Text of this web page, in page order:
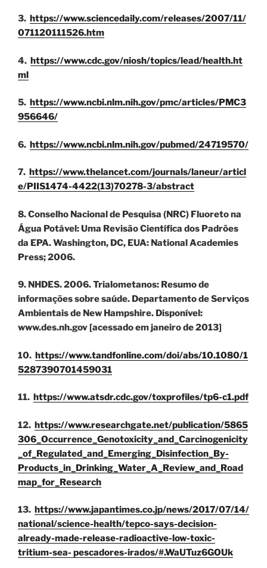
3. https://www.sciencedaily.com/releases/2007/11/
071120111526.htm
4. https://www.cdc.gov/niosh/topics/lead/health.ht
ml
5. https://www.ncbi.nlm.nih.gov/pmc/articles/PMC3
956646/
6. https://www.ncbi.nlm.nih.gov/pubmed/24719570/
7. https://www.thelancet.com/journals/laneur/articl
e/PIIS1474-4422(13)70278-3/abstract
8. Conselho Nacional de Pesquisa (NRC) Fluoreto na
Água Potável: Uma Revisão Científica dos Padrões
da EPA. Washington, DC, EUA: National Academies
Press; 2006.
9. NHDES. 2006. Trialometanos: Resumo de
informações sobre saúde. Departamento de Serviços
Ambientais de New Hampshire. Disponível:
www.des.nh.gov [acessado em janeiro de 2013]
10. https://www.tandfonline.com/doi/abs/10.1080/1
5287390701459031
11. https://www.atsdr.cdc.gov/toxprofiles/tp6-c1.pdf
12. https://www.researchgate.net/publication/5865
306_Occurrence_Genotoxicity_and_Carcinogenicity
_of_Regulated_and_Emerging_Disinfection_By-
Products_in_Drinking_Water_A_Review_and_Road
map_for_Research
13. https://www.japantimes.co.jp/news/2017/07/14/
national/science-health/tepco-says-decision-
already-made-release-radioactive-low-toxic-
tritium-sea- pescadores-irados/#.WaUTuz6GOUk